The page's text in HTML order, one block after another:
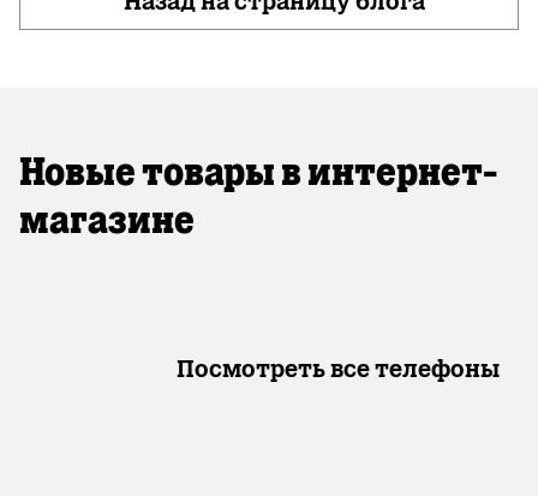
Новые товары в интернет-
магазине
Посмотреть все телефоны